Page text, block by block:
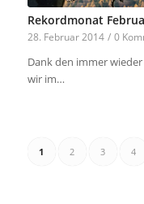
Rekordmonat
28. Februar 2014 / 0
Dank den immer
wir im…
1 2 3 4